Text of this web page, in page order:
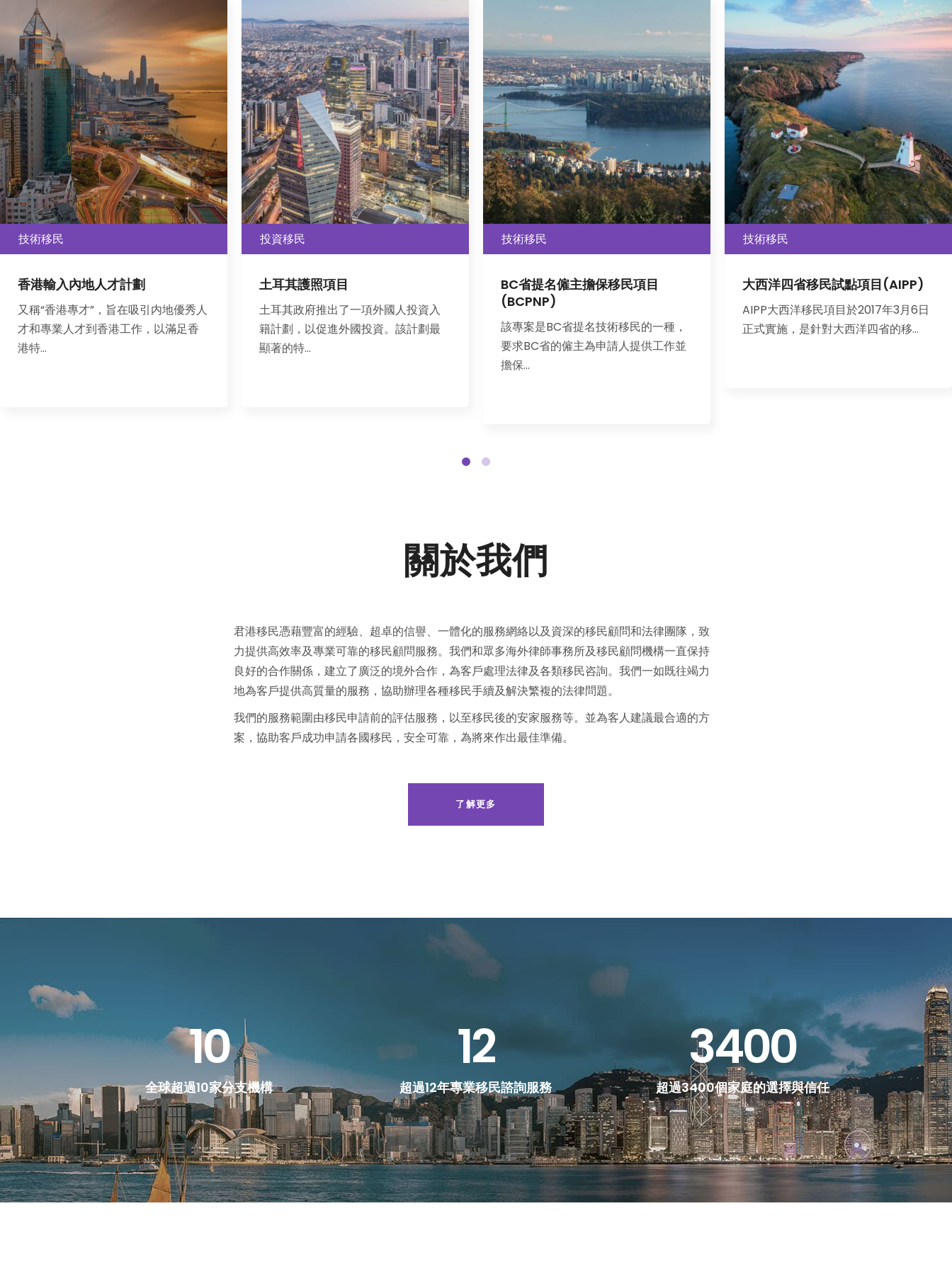
投資移民
土耳其護照項目
土耳其政府推出了一項外國人投資入
籍計劃，以促進外國投資。該計劃最
顯著的特...
技術移民
BC省提名僱主擔保移民項目
(BCPNP)
該專案是BC省提名技術移民的一種，
要求BC省的僱主為申請人提供工作並
技術移民
大西洋四省移民試點項目(AIPP)
AIPP⼤⻄洋移⺠項⽬於2017年3⽉6⽇
正式實施，是針對⼤⻄洋四省的移...
技術移民
薩省省提名僱主擔保移民項目
(SINP)
該項目是薩省提名技術移民的一種，
關於我們
君港移民憑藉豐富的經驗、超卓的信譽、一體化的服務網絡以及資深的移民顧問和法律團隊，致
力提供高效率及專業可靠的移民顧問服務。我們和眾多海外律師事務所及移民顧問機構一直保持
良好的合作關係，建立了廣泛的境外合作，為客戶處理法律及各類移民咨詢。我們一如既往竭力
地為客戶提供高質量的服務，協助辦理各種移民手續及解決繁複的法律問題。
我們的服務範圍由移民申請前的評估服務，以至移民後的安家服務等。並為客人建議最合適的方
案，協助客戶成功申請各國移民，安全可靠，為將來作出最佳準備。
了解更多
10
全球超過10家分支機構
12
超過12年專業移民諮詢服務
3400
超過3400個家庭的選擇與信任